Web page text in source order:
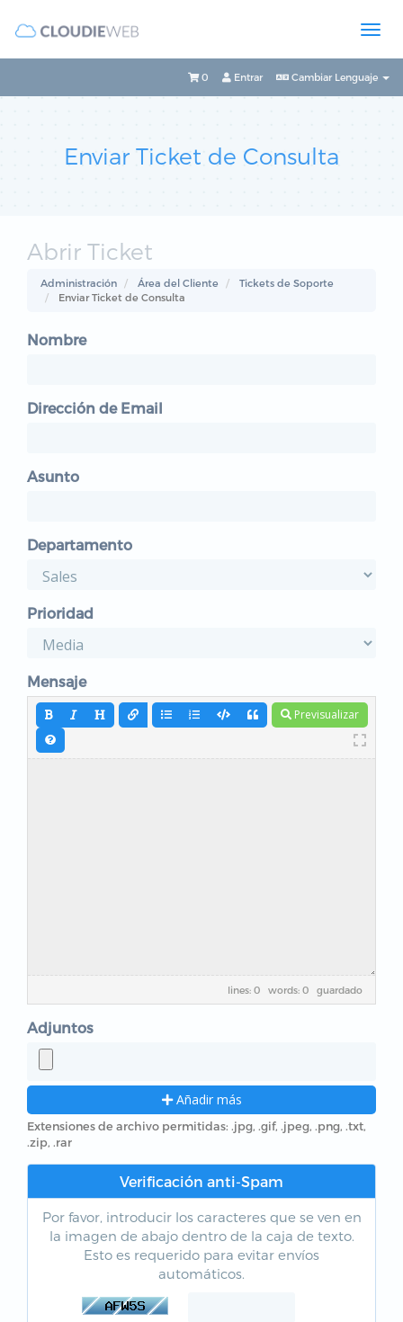
Cambiar Lenguaje
Entrar
0
Enviar Ticket de Consulta
Abrir Ticket
Administración Área del Cliente
Tickets de Soporte
Enviar Ticket de Consulta
Nombre
Dirección de Email
Asunto
Departamento
Prioridad
Mensaje
Previsualizar
lines: 0 words: 0 guardado
Adjuntos
Añadir más
Extensiones de archivo permitidas: .jpg, .gif, .jpeg, .png, .txt,
.zip, .rar
Verificación anti-Spam
Por favor, introducir los caracteres que se ven en
la imagen de abajo dentro de la caja de texto.
Esto es requerido para evitar envíos
automáticos.